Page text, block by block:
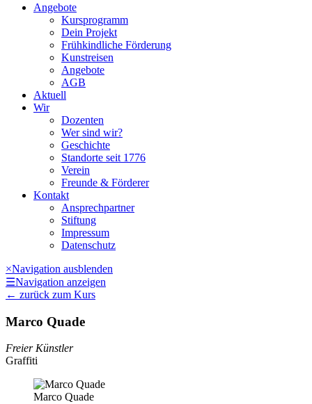
Angebote
Kursprogramm
Dein Projekt
Frühkindliche Förderung
Kunstreisen
Angebote
AGB
Aktuell
Wir
Dozenten
Wer sind wir?
Geschichte
Standorte seit 1776
Verein
Freunde & Förderer
Kontakt
Ansprechpartner
Stiftung
Impressum
Datenschutz
×Navigation ausblenden
☰Navigation anzeigen
← zurück zum Kurs
Marco Quade
Freier Künstler
Graffiti
Marco Quade